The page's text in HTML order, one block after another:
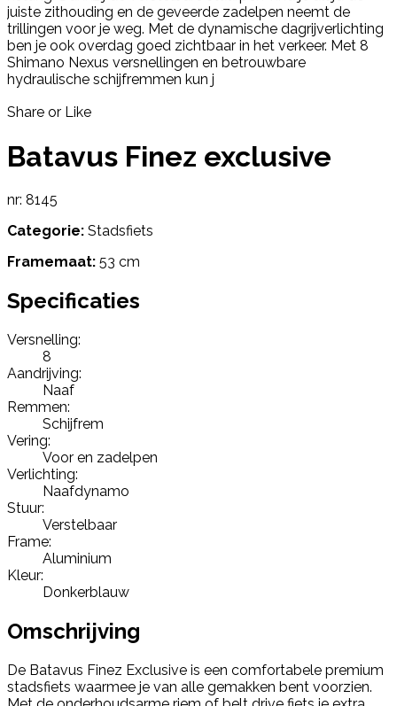
Share or Like
Batavus Finez exclusive
nr: 8145
Categorie: Stadsfiets
Framemaat: 53 cm
Specificaties
Versnelling:
8
Aandrijving:
Naaf
Remmen:
Schijfrem
Vering:
Voor en zadelpen
Verlichting:
Naafdynamo
Stuur:
Verstelbaar
Frame:
Aluminium
Kleur:
Donkerblauw
Omschrijving
De Batavus Finez Exclusive is een comfortabele premium
stadsfiets waarmee je van alle gemakken bent voorzien.